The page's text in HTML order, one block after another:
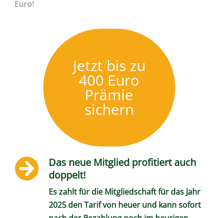
Euro!
Jetzt bis zu
400 Euro
Prämie
sichern
Das neue Mitglied profitiert auch
doppelt!
Es zahlt für die Mitgliedschaft für das Jahr
2025 den Tarif von heuer und kann sofort